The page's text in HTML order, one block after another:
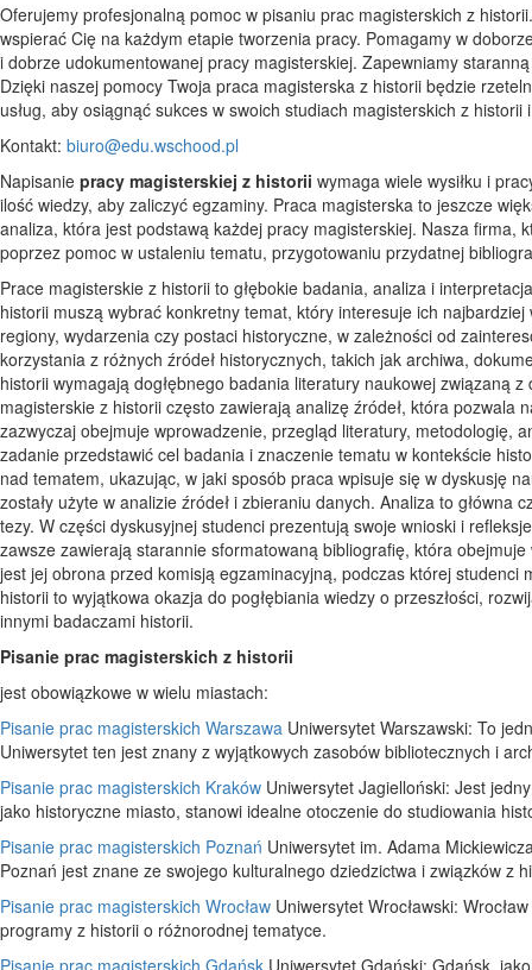
Oferujemy profesjonalną pomoc w pisaniu prac magisterskich z
wspierać Cię na każdym etapie tworzenia pracy. Pomagamy w
i dobrze udokumentowanej pracy magisterskiej. Zapewniamy
Dzięki naszej pomocy Twoja praca magisterska z historii będzie
usług, aby osiągnąć sukces w swoich studiach magisterskich z
Kontakt: biuro@edu.wschood.pl
Napisanie pracy magisterskiej z historii wymaga wiele wysiłku i
ilość wiedzy, aby zaliczyć egzaminy. Praca magisterska to jeszcze
analiza, która jest podstawą każdej pracy magisterskiej. Nasza
poprzez pomoc w ustaleniu tematu, przygotowaniu przydatnej
Prace magisterskie z historii to głębokie badania, analiza i
historii muszą wybrać konkretny temat, który interesuje ich
regiony, wydarzenia czy postaci historyczne, w zależności od
korzystania z różnych źródeł historycznych, takich jak archiwa,
historii wymagają dogłębnego badania literatury naukowej związaną
magisterskie z historii często zawierają analizę źródeł, która
zazwyczaj obejmuje wprowadzenie, przegląd literatury, metodologię,
zadanie przedstawić cel badania i znaczenie tematu w kontekście
nad tematem, ukazując, w jaki sposób praca wpisuje się w dyskusję
zostały użyte w analizie źródeł i zbieraniu danych. Analiza to
tezy. W części dyskusyjnej studenci prezentują swoje wnioski i
zawsze zawierają starannie sformatowaną bibliografię, która
jest jej obrona przed komisją egzaminacyjną, podczas której
historii to wyjątkowa okazja do pogłębiania wiedzy o przeszłości,
innymi badaczami historii.
Pisanie prac magisterskich z historii
jest obowiązkowe w wielu miastach:
Pisanie prac magisterskich Warszawa Uniwersytet Warszawski: To
Uniwersytet ten jest znany z wyjątkowych zasobów bibliotecznych i
Pisanie prac magisterskich Kraków Uniwersytet Jagielloński: Jest
jako historyczne miasto, stanowi idealne otoczenie do studiowania
Pisanie prac magisterskich Poznań Uniwersytet im. Adama
Poznań jest znane ze swojego kulturalnego dziedzictwa i związków z
Pisanie prac magisterskich Wrocław Uniwersytet Wrocławski:
programy z historii o różnorodnej tematyce.
Pisanie prac magisterskich Gdańsk Uniwersytet Gdański: Gdańsk,